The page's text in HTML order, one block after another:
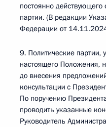
постоянно действующего
партии. (В редакции
Федерации от
9. Политические партии,
настоящего Положения,
до внесения
консультации с
По поручению
проводить указанные
Руководитель